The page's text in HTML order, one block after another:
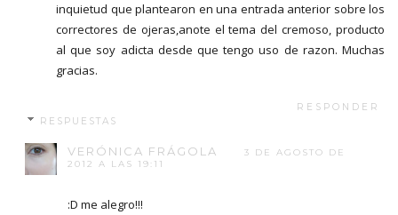
inquietud que plantearon en una entrada anterior sobre los
correctores de ojeras,anote el tema del cremoso, producto
al que soy adicta desde que tengo uso de razon. Muchas
gracias.
RESPONDER
RESPUESTAS
VERÓNICA FRÁGOLA
3 DE AGOSTO DE
2012 A LAS 19:11
:D me alegro!!!